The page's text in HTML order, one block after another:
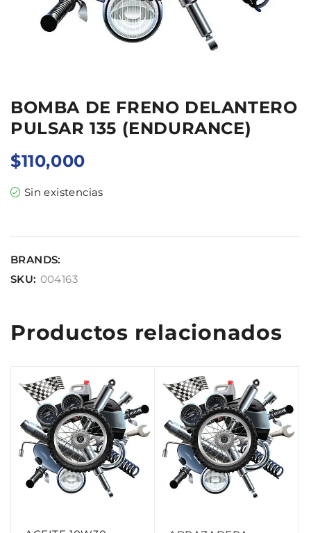
BOMBA DE FRENO DELANTERO
PULSAR 135 (ENDURANCE)
$110,000
Sin existencias
BRANDS:
SKU: 004163
Productos relacionados